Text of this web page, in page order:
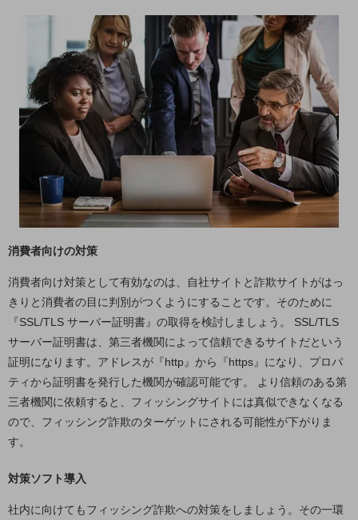
お悩みから見つけるTOP
モバイル・音声
バックオフィス
リモート・ハイブリッドワーク
その他のお悩みはこちら
業界から見つける
業界から見つけるTOP
製造業
小売・卸売業
運輸業
建設業
その他の業界はこちら
ゲーム感覚で見つける
NTTドコモビジネス
オンラインショップ
相談・申し込みができるバーチャルショップ
消費者向けの対策
消費者向け対策として有効なのは、自社サイトと詐欺サイトがはっ
きりと消費者の目に判別がつくようにすることです。そのために
『SSL/TLS サーバー証明書』の取得を検討しましょう。 SSL/TLS
サーバー証明書は、第三者機関によって信頼できるサイトだという
証明になります。アドレスが『http』から『https』になり、プロパ
ティから証明書を発行した機関が確認可能です。 より信頼のある第
三者機関に依頼すると、フィッシングサイトには真似できなくなる
ので、フィッシング詐欺のターゲットにされる可能性が下がりま
す。
対策ソフト導入
社内に向けてもフィッシング詐欺への対策をしましょう。その一環